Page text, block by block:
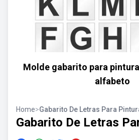
Molde gabarito para
alfabeto
Home>Gabarito De Letras Para
Gabarito De Letras